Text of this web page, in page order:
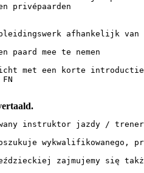
privépaarden
afhankelijk
paard mee te nemen
met een korte
instruktor jazdy /
zajmujemy się